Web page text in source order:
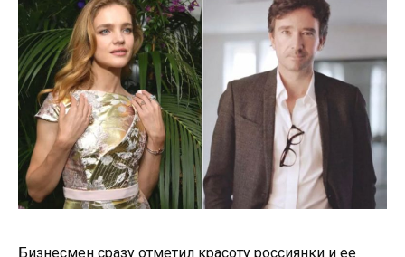
Бизнесмен сразу отметил красоту россиянки и ее